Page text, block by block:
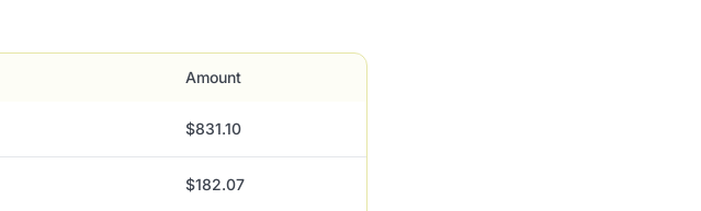
Amount
$831.10
$182.07